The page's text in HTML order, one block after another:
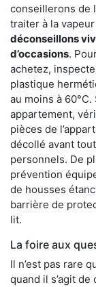
conseillerons de
traiter à la
déconseillons
d’occasions.
achetez,
plastique
au moins à 60°C.
appartement,
pièces de
décollé avant
personnels. De
prévention
de housses
barrière de
lit.
La foire aux
Il n’est pas rare
quand il s’agit